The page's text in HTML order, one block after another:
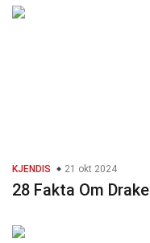
KJENDIS 21 okt 2024
28 Fakta Om Drake